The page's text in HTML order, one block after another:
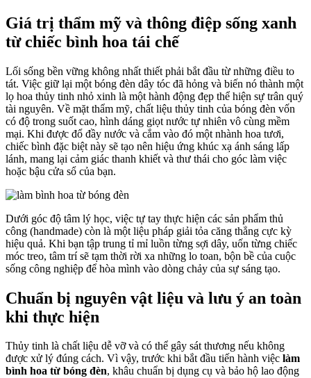
Giá trị thẩm mỹ và thông điệp sống xanh
từ chiếc bình hoa tái chế
Lối sống bền vững không nhất thiết phải bắt đầu từ những điều to
tát. Việc giữ lại một bóng đèn dây tóc đã hỏng và biến nó thành một
lọ hoa thủy tinh nhỏ xinh là một hành động đẹp thể hiện sự trân quý
tài nguyên. Về mặt thẩm mỹ, chất liệu thủy tinh của bóng đèn vốn
có độ trong suốt cao, hình dáng giọt nước tự nhiên vô cùng mềm
mại. Khi được đổ đầy nước và cắm vào đó một nhành hoa tươi,
chiếc bình đặc biệt này sẽ tạo nên hiệu ứng khúc xạ ánh sáng lấp
lánh, mang lại cảm giác thanh khiết và thư thái cho góc làm việc
hoặc bậu cửa sổ của bạn.
Dưới góc độ tâm lý học, việc tự tay thực hiện các sản phẩm thủ
công (handmade) còn là một liệu pháp giải tỏa căng thẳng cực kỳ
hiệu quả. Khi bạn tập trung tỉ mỉ luồn từng sợi dây, uốn từng chiếc
móc treo, tâm trí sẽ tạm thời rời xa những lo toan, bộn bề của cuộc
sống công nghiệp để hòa mình vào dòng chảy của sự sáng tạo.
Chuẩn bị nguyên vật liệu và lưu ý an toàn
khi thực hiện
Thủy tinh là chất liệu dễ vỡ và có thể gây sát thương nếu không
được xử lý đúng cách. Vì vậy, trước khi bắt đầu tiến hành việc làm
bình hoa từ bóng đèn, khâu chuẩn bị dụng cụ và bảo hộ lao động